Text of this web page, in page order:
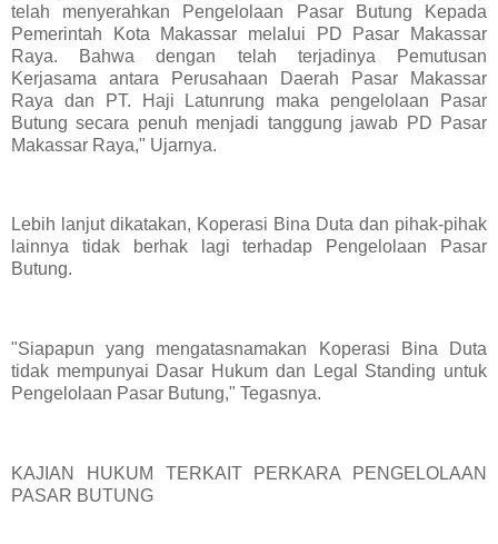
telah menyerahkan Pengelolaan Pasar Butung Kepada
Pemerintah Kota Makassar melalui PD Pasar Makassar
Raya. Bahwa dengan telah terjadinya Pemutusan
Kerjasama antara Perusahaan Daerah Pasar Makassar
Raya dan PT. Haji Latunrung maka pengelolaan Pasar
Butung secara penuh menjadi tanggung jawab PD Pasar
Makassar Raya," Ujarnya.
Lebih lanjut dikatakan, Koperasi Bina Duta dan pihak-pihak
lainnya tidak berhak lagi terhadap Pengelolaan Pasar
Butung.
"Siapapun yang mengatasnamakan Koperasi Bina Duta
tidak mempunyai Dasar Hukum dan Legal Standing untuk
Pengelolaan Pasar Butung," Tegasnya.
KAJIAN HUKUM TERKAIT PERKARA PENGELOLAAN
PASAR BUTUNG